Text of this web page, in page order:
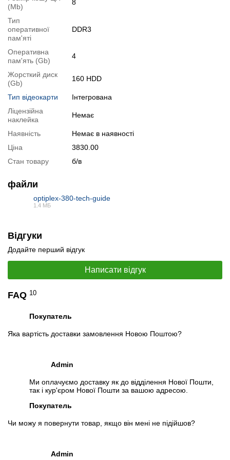
Перейти в початок оголошення >>
Написати на Email
(Mb)
8
Тип
оперативної
пам'яті
DDR3
Оперативна
пам'ять (Gb)
4
Жорсткий диск
(Gb)
160 HDD
Тип відеокарти
Інтегрована
Ліцензійна
наклейка
Немає
Наявність
Немає в наявності
Ціна
3830.00
Стан товару
б/в
файли
optiplex-380-tech-guide
1.4 МБ
Відгуки
Додайте перший відгук
Написати відгук
FAQ 10
Покупатель
Яка вартість доставки замовлення Новою Поштою?
Admin
Ми оплачуємо доставку як до відділення Нової Пошти,
так і кур'єром Нової Пошти за вашою адресою.
Покупатель
Чи можу я повернути товар, якщо він мені не підійшов?
Admin